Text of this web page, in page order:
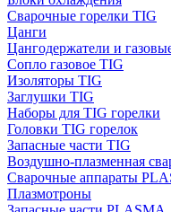
Сварочные горелки TIG
Цанги
Цангодержатели и
Сопло газовое TIG
Изоляторы TIG
Заглушки TIG
Наборы для TIG горелки
Головки TIG горелок
Запасные части TIG
Воздушно-плазменная
Сварочные аппараты
Плазмотроны